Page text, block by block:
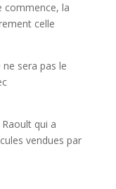
commence, la
celle
sera pas le
qui a
vendues par